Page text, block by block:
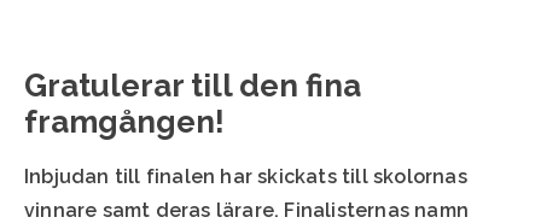
Gratulerar till den fina
framgången!
Inbjudan till finalen har skickats till skolornas
vinnare samt deras lärare. Finalisternas namn